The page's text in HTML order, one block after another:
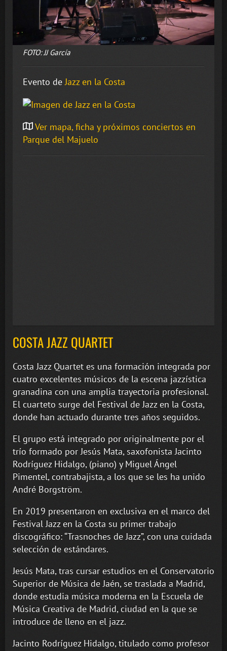
FOTO: JJ García
Evento deJazz en la Costa
Ver mapa, ficha y próximos conciertos en
Parque del Majuelo
COSTA JAZZ QUARTET
Costa Jazz Quartet es una formación integrada por
cuatro excelentes músicos de la escena jazzística
granadina con una amplia trayectoria profesional.
El cuarteto surge del Festival de Jazz en la Costa,
donde han actuado durante tres años seguidos.
El grupo está integrado por originalmente por el
trío formado por Jesús Mata, saxofonista Jacinto
Rodríguez Hidalgo, (piano) y Miguel Ángel
Pimentel, contrabajista, a los que se les ha unido
André Borgström.
En 2019 presentaron en exclusiva en el marco del
Festival Jazz en la Costa su primer trabajo
discográfico: “Trasnoches de Jazz”, con una cuidada
selección de estándares.
Jesús Mata, tras cursar estudios en el Conservatorio
Superior de Música de Jaén, se traslada a Madrid,
donde estudia música moderna en la Escuela de
Música Creativa de Madrid, ciudad en la que se
introduce de lleno en el jazz.
Jacinto Rodríguez Hidalgo, titulado como profesor